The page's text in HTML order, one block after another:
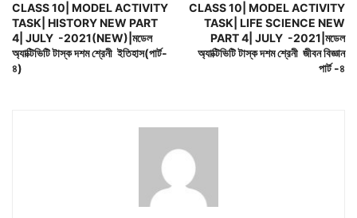
CLASS 10| MODEL ACTIVITY
TASK| HISTORY NEW PART
4| JULY -2021(NEW)|মডেল
অ্যাক্টিভিটি টাস্ক দশম শ্রেনী ইতিহাস(পার্ট-
৪)
CLASS 10| MODEL ACTIVITY
TASK| LIFE SCIENCE NEW
PART 4| JULY -2021|মডেল
অ্যাক্টিভিটি টাস্ক দশম শ্রেনী জীবন বিজ্ঞান
পার্ট -৪